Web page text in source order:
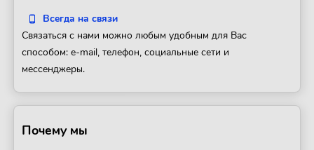
Всегда на связи
Связаться с нами можно любым удобным для Вас
способом: e-mail, телефон, социальные сети и
мессенджеры.
Почему мы